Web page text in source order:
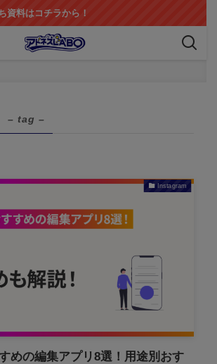
料はコチラから！
– tag –
Instagram
めの編集アプリ8選！用途別おす